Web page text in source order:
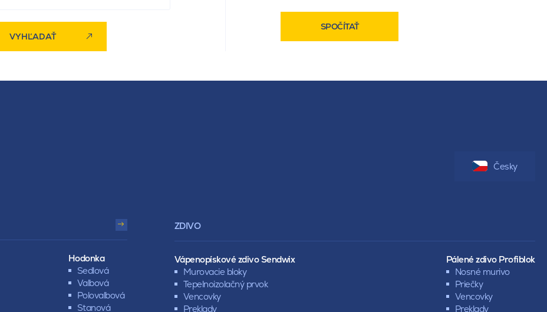
VYHĽADAŤ
SPOČÍTAŤ
Hodonka
Sedlová
Valbová
Polovalbová
Stanová
ZDIVO
Vápenopískové zdivo Sendwix
Murovacie bloky
Tepelnoizolačný prvok
Vencovky
Preklady
Pálené zdivo Profiblok
Nosné murivo
Priečky
Vencovky
Preklady
Česky